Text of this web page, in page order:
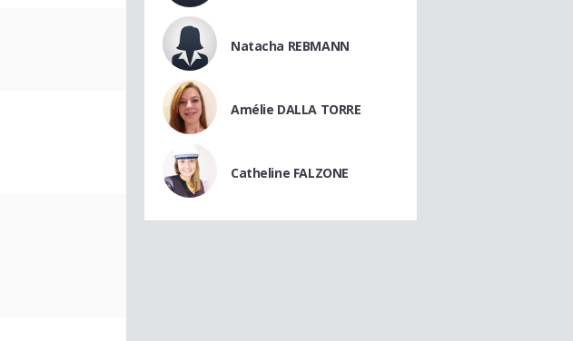
Natacha REBMANN
Amélie DALLA TORRE
Catheline FALZONE